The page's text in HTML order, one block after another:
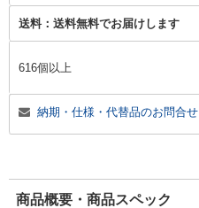
送料： 送料無料でお届けします
616個以上
納期・仕様・代替品のお問合せ
商品概要・商品スペック